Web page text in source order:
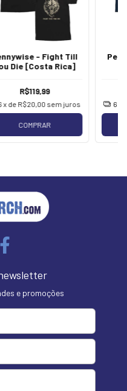
- Fight Till
Die [Costa Rica]
R$119,99
x de R$20,00 sem juros
COMPRAR
6
e promoções